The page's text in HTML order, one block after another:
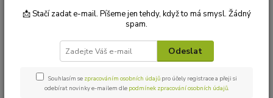
Přírodní kosmetika
Přírodní aromaterapie
Bio drogerie
📩 Stačí zadat e-mail. Píšeme jen tehdy, když to má smysl. Žádný
spam.
Odeslat
Souhlasím se zpracováním osobních údajů pro účely registrace a přeji si
odebírat novinky e-mailem dle podmínek zpracování osobních údajů.